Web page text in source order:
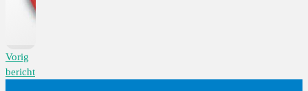
Vorig
bericht